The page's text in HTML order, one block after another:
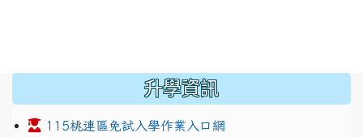
升學資訊
115桃連區免試入學作業入口網